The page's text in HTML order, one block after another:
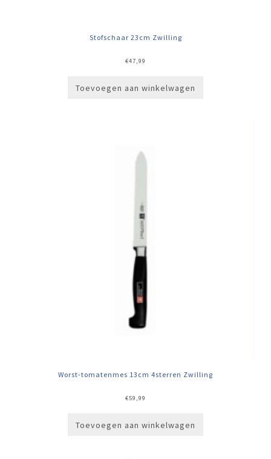
Stofschaar 23cm Zwilling
€47,99
Toevoegen aan winkelwagen
Worst-tomatenmes 13cm 4sterren Zwilling
€59,99
Toevoegen aan winkelwagen